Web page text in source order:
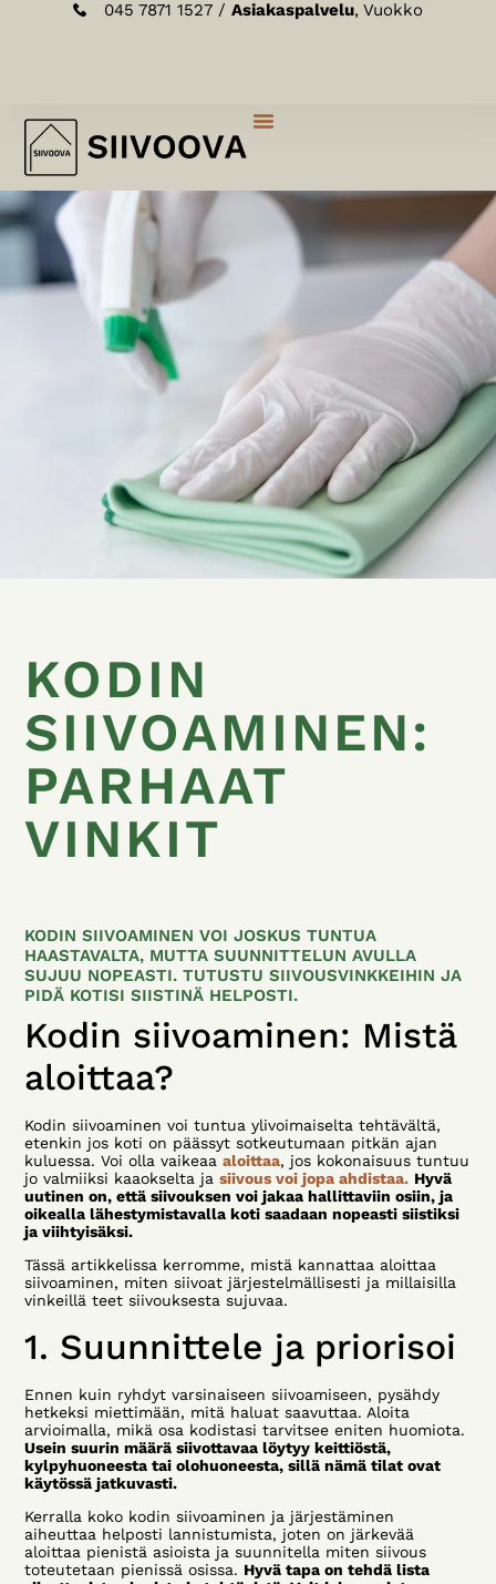
045 7871 1527 / Asiakaspalvelu, Vuokko
KODIN
SIIVOAMINEN:
PARHAAT
VINKIT
KODIN SIIVOAMINEN VOI JOSKUS TUNTUA
HAASTAVALTA, MUTTA SUUNNITTELUN AVULLA
SUJUU NOPEASTI. TUTUSTU SIIVOUSVINKKEIHIN JA
PIDÄ KOTISI SIISTINÄ HELPOSTI.
Kodin siivoaminen: Mistä
aloittaa?
Kodin siivoaminen voi tuntua ylivoimaiselta tehtävältä,
etenkin jos koti on päässyt sotkeutumaan pitkän ajan
kuluessa. Voi olla vaikeaaaloittaa, jos kokonaisuus tuntuu
jo valmiiksi kaaokselta jasiivous voi jopa ahdistaa. Hyvä
uutinen on, että siivouksen voi jakaa hallittaviin osiin, ja
oikealla lähestymistavalla koti saadaan nopeasti siistiksi
ja viihtyisäksi.
Tässä artikkelissa kerromme, mistä kannattaa aloittaa
siivoaminen, miten siivoat järjestelmällisesti ja millaisilla
vinkeillä teet siivouksesta sujuvaa.
1. Suunnittele ja priorisoi
Ennen kuin ryhdyt varsinaiseen siivoamiseen, pysähdy
hetkeksi miettimään, mitä haluat saavuttaa. Aloita
arvioimalla, mikä osa kodistasi tarvitsee eniten huomiota.
Usein suurin määrä siivottavaa löytyy keittiöstä,
kylpyhuoneesta tai olohuoneesta, sillä nämä tilat ovat
käytössä jatkuvasti.
Kerralla koko kodin siivoaminen ja järjestäminen
aiheuttaa helposti lannistumista, joten on järkevää
aloittaa pienistä asioista ja suunnitella miten siivous
toteutetaan pienissä osissa. Hyvä tapa on tehdä lista